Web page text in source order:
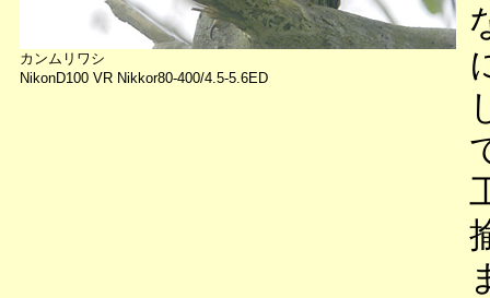
カンムリワシ
NikonD100 VR Nikkor80-400/4.5-5.6ED